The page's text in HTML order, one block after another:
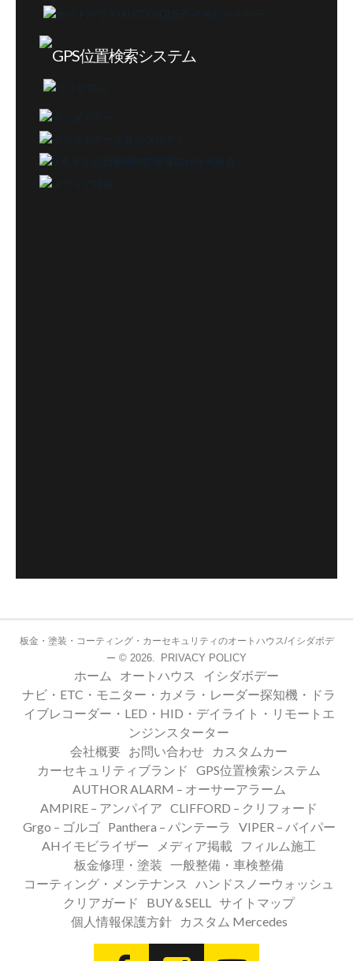
板金・塗装・コーティング・カーセキュリティのオートハウス/イシダボデ
ー © 2026. PRIVACY POLICY
ホーム オートハウス
イシダボデー
ナビ・ETC・モニター・カメラ・レーダー探知機・ドラ
イブレコーダー・LED・HID・デイライト・リモートエ
ンジンスターター
会社概要 お問い合わせ
カスタムカー
カーセキュリティブランド
GPS位置検索システム
AUTHOR ALARM – オーサーアラーム
AMPIRE – アンパイア CLIFFORD – クリフォード
Grgo – ゴルゴ
Panthera – パンテーラ
VIPER – バイパー
AHイモビライザー
メディア掲載
フィルム施工
板金修理・塗装 一般整備・車検整備
コーティング・メンテナンス
ハンドスノーウォッシュ
クリアガード
BUY＆SELL サイトマップ
個人情報保護方針
カスタム Mercedes